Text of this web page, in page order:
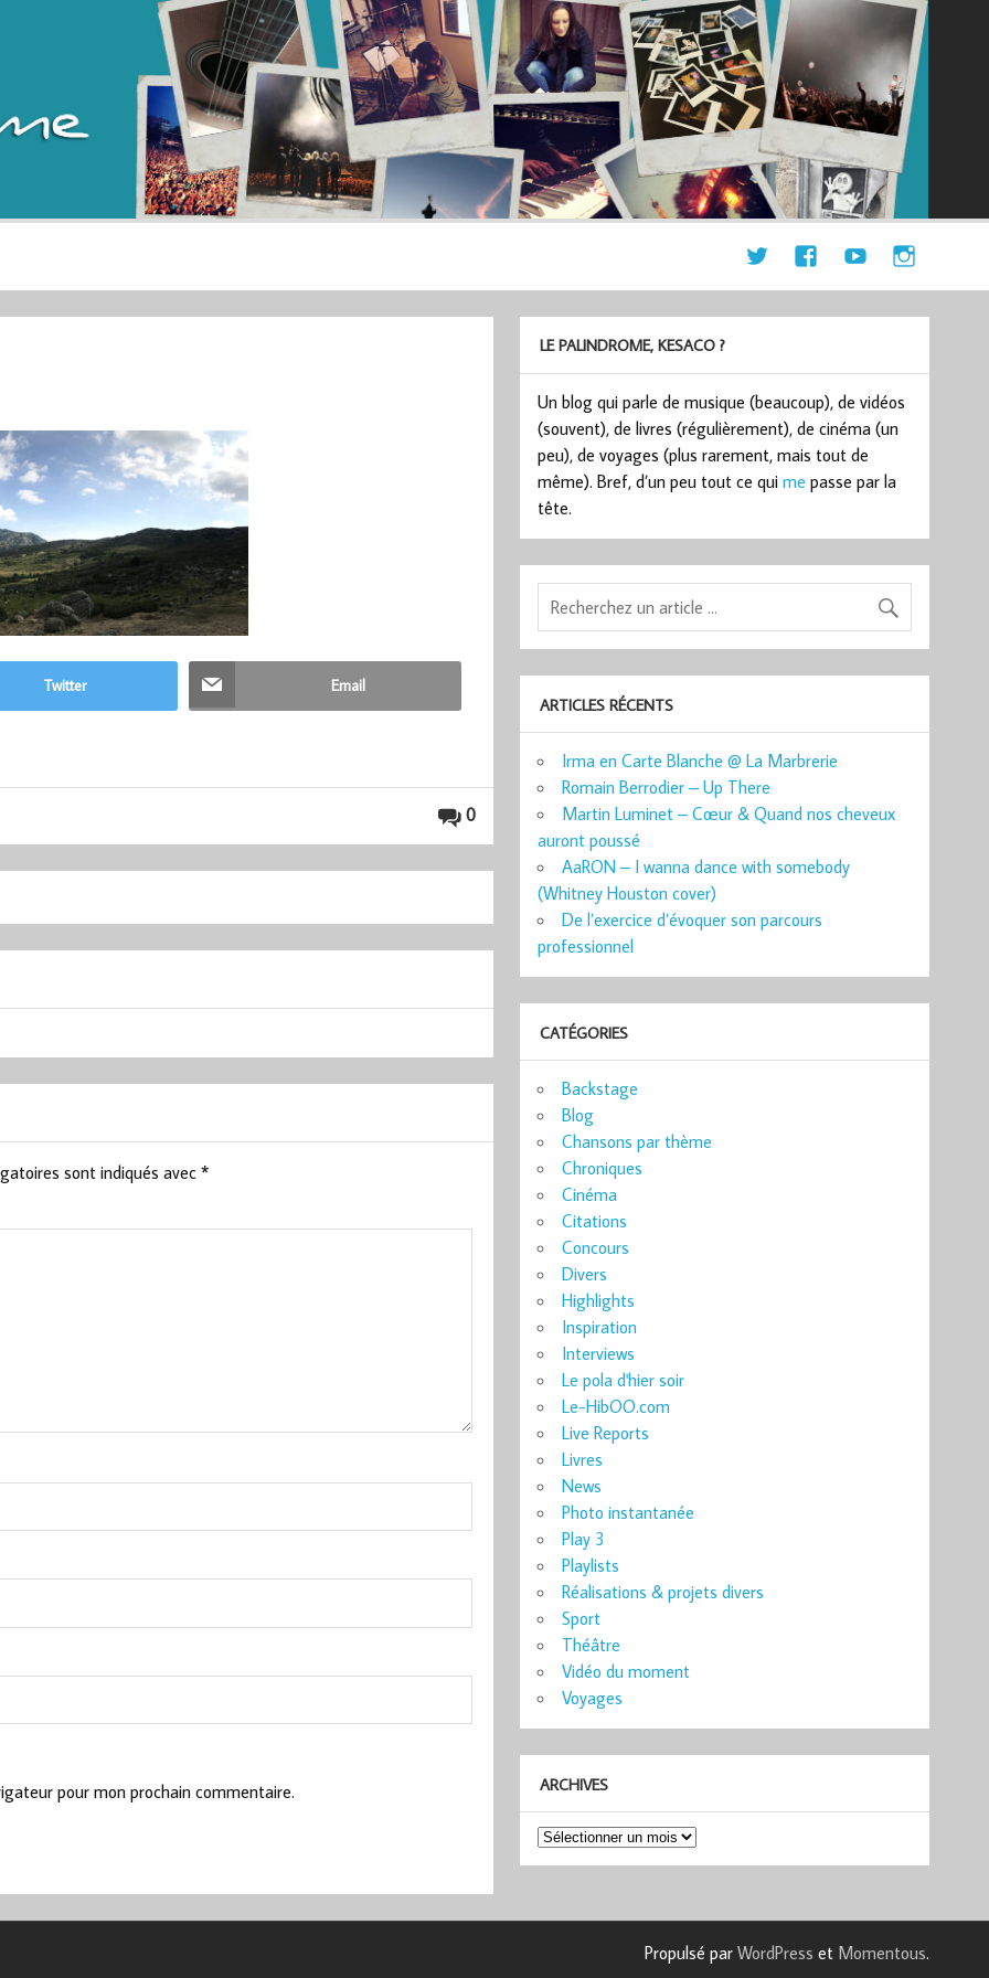
Twitter Email
0
sont indiqués avec *
pour mon prochain commentaire.
LE PALINDROME, KESACO ?
Un blog qui parle de musique (beaucoup), de vidéos
(souvent), de livres (régulièrement), de cinéma (un
peu), de voyages (plus rarement, mais tout de
même). Bref, d’un peu tout ce quime passe par la
tête.
ARTICLES RÉCENTS
Irma en Carte Blanche @ La Marbrerie
Romain Berrodier – Up There
Martin Luminet – Cœur & Quand nos cheveux
auront poussé
AaRON – I wanna dance with somebody
(Whitney Houston cover)
De l’exercice d’évoquer son parcours
professionnel
CATÉGORIES
Backstage
Blog
Chansons par thème
Chroniques
Cinéma
Citations
Concours
Divers
Highlights
Inspiration
Interviews
Le pola d'hier soir
Le-HibOO.com
Live Reports
Livres
News
Photo instantanée
Play 3
Playlists
Réalisations & projets divers
Sport
Théâtre
Vidéo du moment
Voyages
ARCHIVES
Archives
Propulsé parWordPress et Momentous.